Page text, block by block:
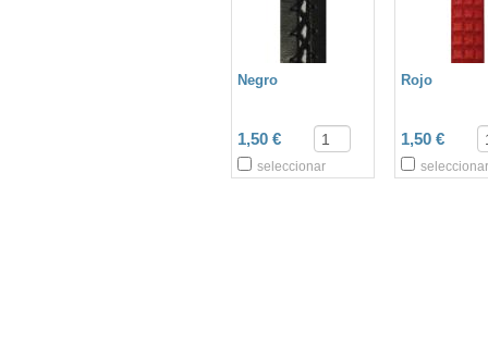
Negro
1,50 €
seleccionar
Rojo
1,50 €
seleccionar